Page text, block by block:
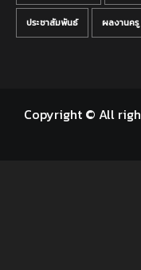
ประชาสัมพันธ์ ผลงานครู
Copyright © All